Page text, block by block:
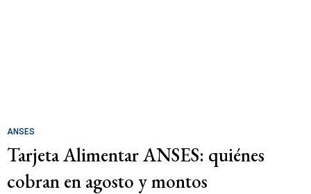
ANSES
Tarjeta Alimentar ANSES: quiénes
cobran en agosto y montos